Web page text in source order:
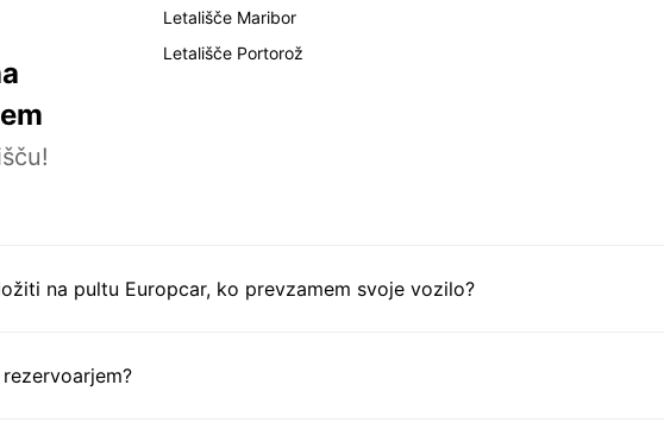
Letališče Maribor
Letališče Portorož
na pultu Europcar, ko prevzamem svoje vozilo?